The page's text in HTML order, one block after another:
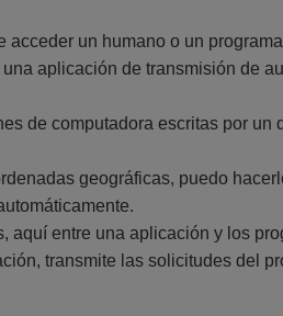
un humano o un
aplicación de transmisión de
de computadora escritas por un
geográficas, puedo
entre una aplicación y los
transmite las solicitudes del